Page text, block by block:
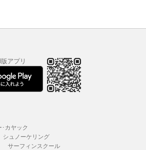
アプリ
･カヤック
シュノーケリング
サーフィンスクール